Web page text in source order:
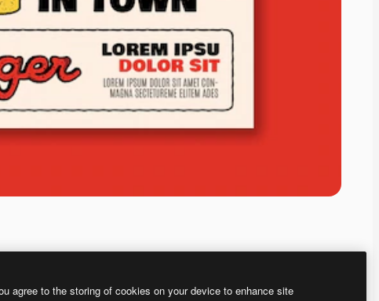
agree to the storing of cookies on your device to enhance site